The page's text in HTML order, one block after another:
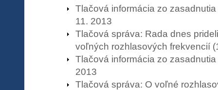
Tlačová informácia zo
11. 2013
Tlačová správa: Rada dnes
voľných rozhlasových frekvencií
Tlačová informácia zo
2013
Tlačová správa: O voľné